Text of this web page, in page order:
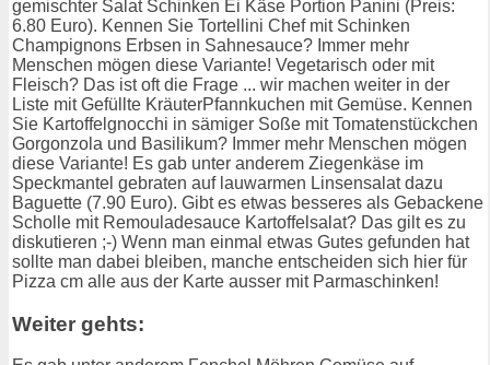
gemischter Salat Schinken Ei Käse Portion Panini (Preis:
6.80 Euro). Kennen Sie Tortellini Chef mit Schinken
Champignons Erbsen in Sahnesauce? Immer mehr
Menschen mögen diese Variante! Vegetarisch oder mit
Fleisch? Das ist oft die Frage ... wir machen weiter in der
Liste mit Gefüllte KräuterPfannkuchen mit Gemüse. Kennen
Sie Kartoffelgnocchi in sämiger Soße mit Tomatenstückchen
Gorgonzola und Basilikum? Immer mehr Menschen mögen
diese Variante! Es gab unter anderem Ziegenkäse im
Speckmantel gebraten auf lauwarmen Linsensalat dazu
Baguette (7.90 Euro). Gibt es etwas besseres als Gebackene
Scholle mit Remouladesauce Kartoffelsalat? Das gilt es zu
diskutieren ;-) Wenn man einmal etwas Gutes gefunden hat
sollte man dabei bleiben, manche entscheiden sich hier für
Pizza cm alle aus der Karte ausser mit Parmaschinken!
Weiter gehts: